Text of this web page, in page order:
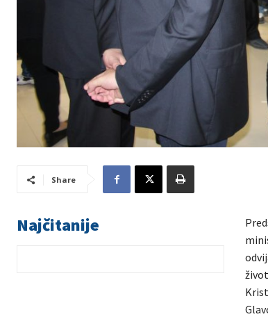
Share
Najčitanije